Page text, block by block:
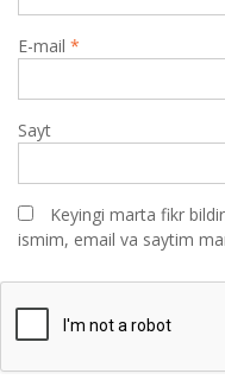
E-mail *
Sayt
Keyingi marta fikr
ismim, email va saytim